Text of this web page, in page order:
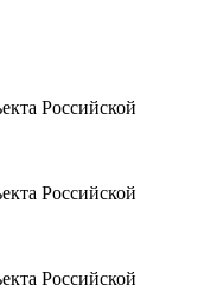
Российской
Российской
Российской